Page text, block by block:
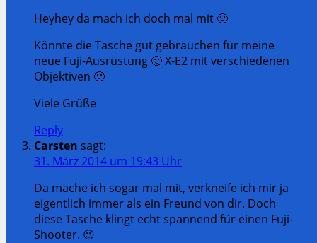
Heyhey da mach ich doch mal mit 🙂
Könnte die Tasche gut gebrauchen für meine
neue Fuji-Ausrüstung 🙂 X-E2 mit verschiedenen
Objektiven 🙂
Viele Grüße
Reply
Carsten sagt:
31. März 2014 um 19:43 Uhr
Da mache ich sogar mal mit, verkneife ich mir ja
eigentlich immer als ein Freund von dir. Doch
diese Tasche klingt echt spannend für einen Fuji-
Shooter. 😉